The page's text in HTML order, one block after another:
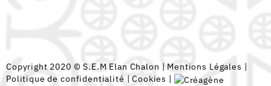
Copyright 2020 © S.E.M Elan Chalon | Mentions Légales |
Politique de confidentialité |Cookies |